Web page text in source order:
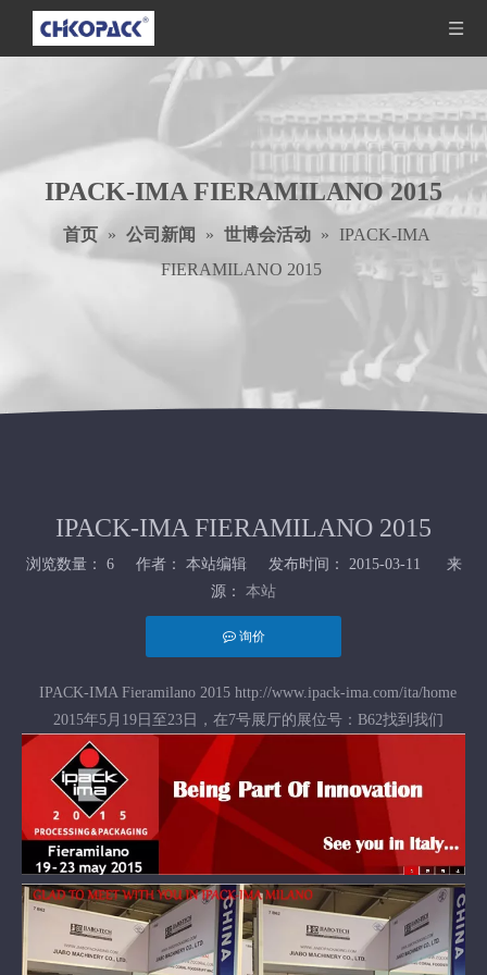
IPACK-IMA FIERAMILANO 2015
首页 » 公司新闻 » 世博会活动 »
IPACK-IMA
FIERAMILANO 2015
IPACK-IMA FIERAMILANO 2015
浏览数量： 6作者： 本站编辑 发布时间： 2015-03-11 来
源： 本站
询价
IPACK-IMA Fieramilano 2015 http://www.ipack-ima.com/ita/home
2015年5月19日至23日，在7号展厅的展位号：B62找到我们